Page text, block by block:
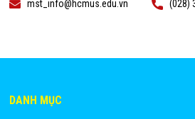
mst_info@hcmus.edu.vn
(028)
DANH MỤC